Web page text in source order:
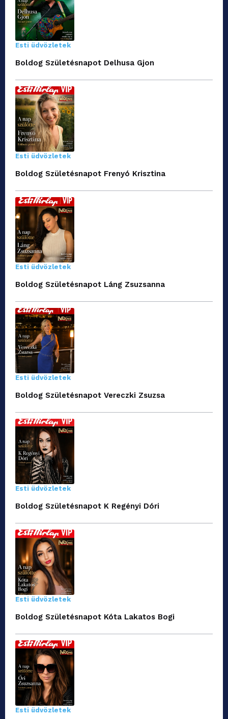
Esti üdvözletek
Boldog Születésnapot Delhusa Gjon
Esti üdvözletek
Boldog Születésnapot Frenyó Krisztina
Esti üdvözletek
Boldog Születésnapot Láng Zsuzsanna
Esti üdvözletek
Boldog Születésnapot Vereczki Zsuzsa
Esti üdvözletek
Boldog Születésnapot K Regényi Dóri
Esti üdvözletek
Boldog Születésnapot Kóta Lakatos Bogi
Esti üdvözletek